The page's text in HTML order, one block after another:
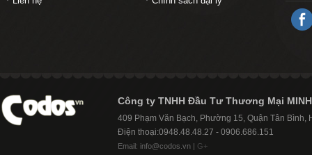
Công ty TNHH Đầu Tư Thương Mại
409 Phạm Văn Bạch, Phường 15, Quận Tân Bình,
Điện thoại:0948.48.48.27 - 0906.686.151
Email: info@codos.vn | G+